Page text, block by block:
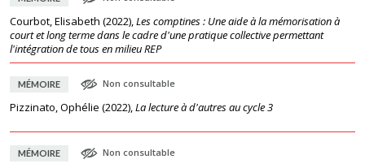
Courbot, Elisabeth (2022),Les comptines : Une aide à la mémorisation à
court et long terme dans le cadre d'une pratique collective permettant
l'intégration de tous en milieu REP
MÉMOIRE Non consultable
Pizzinato, Ophélie (2022),La lecture à d'autres au cycle 3
MÉMOIRE Non consultable